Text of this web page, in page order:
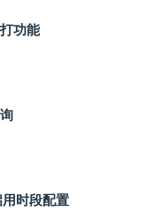
功能
时段配置